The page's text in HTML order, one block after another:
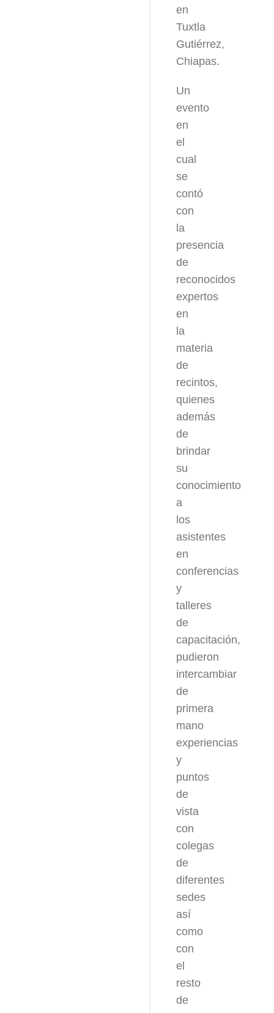
en
Tuxtla
Gutiérrez,
Chiapas.
Un
evento
en
el
cual
se
contó
con
la
presencia
de
reconocidos
expertos
en
la
materia
de
recintos,
quienes
además
de
brindar
su
conocimiento
a
los
asistentes
en
conferencias
y
talleres
de
capacitación,
pudieron
intercambiar
de
primera
mano
experiencias
y
puntos
de
vista
con
colegas
de
diferentes
sedes
así
como
con
el
resto
de